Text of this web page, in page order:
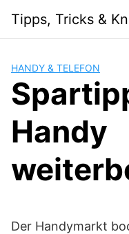
content
Tipps, Tricks &
HANDY & TELEFON
Handy
Der Handymarkt